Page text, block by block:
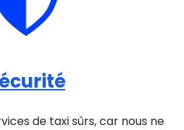
de taxi sûrs, car nous ne